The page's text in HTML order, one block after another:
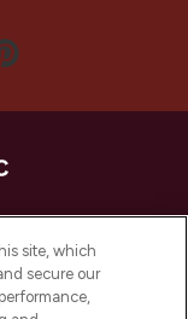
besten
200
site, which
secure our